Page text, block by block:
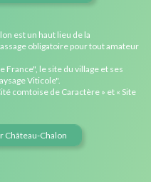
est un haut lieu de la
obligatoire pour tout amateur
France", le site du village et ses
Viticole".
comtoise de Caractère » et « Site
Château-Chalon